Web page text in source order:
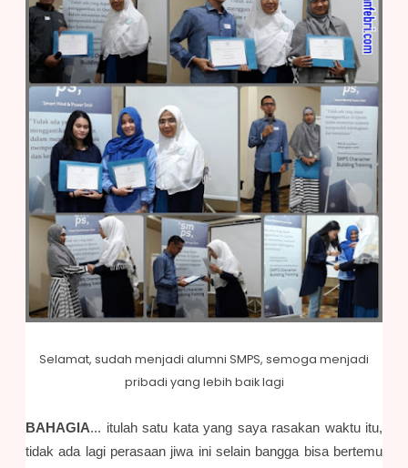
Selamat, sudah menjadi alumni SMPS, semoga menjadi
pribadi yang lebih baik lagi
BAHAGIA... itulah satu kata yang saya rasakan waktu itu,
tidak ada lagi perasaan jiwa ini selain bangga bisa bertemu